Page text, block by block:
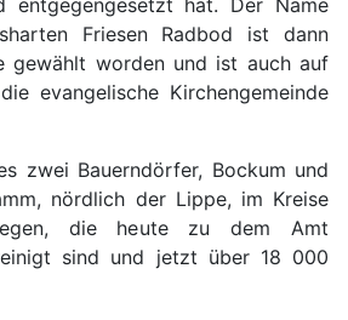
Friesen Radbod ist dann
gewählt worden und ist auch auf
evangelische Kirchengemeinde
zwei Bauerndörfer, Bockum und
nördlich der Lippe, im Kreise
die heute zu dem Amt
sind und jetzt über 18 000